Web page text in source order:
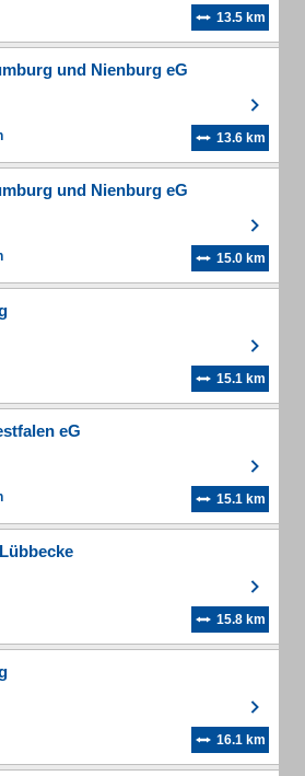
13.5 km
und Nienburg eG
13.6 km
und Nienburg eG
15.0 km
15.1 km
eG
15.1 km
15.8 km
16.1 km